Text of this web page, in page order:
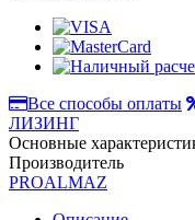
Все способы оплаты
ЛИЗИНГ
Основные
Производитель
PROALMAZ